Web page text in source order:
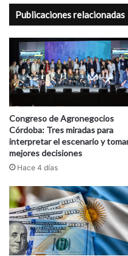
Publicaciones relacionadas
Congreso de Agronegocios
Córdoba: Tres miradas para
interpretar el escenario y
mejores decisiones
Hace 4 días